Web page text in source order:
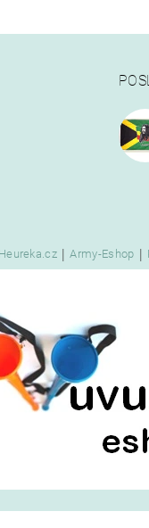
Heureka.cz | Army-Eshop |